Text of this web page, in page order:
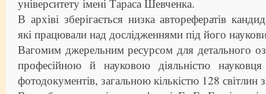
В архіві зберігається низка авторефератів
які працювали над дослідженнями під його
Вагомим джерельним ресурсом для детального
професійною й науковою діяльністю
фотодокументів, загальною кількістю 128